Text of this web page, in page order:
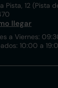
Pista, 12 (Pista
llegar
a Viernes:
10:00 a